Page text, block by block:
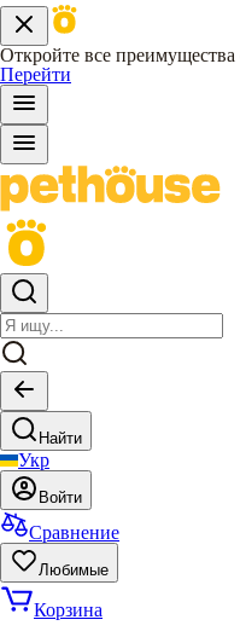
Откройте все
Перейти
Найти
Укр
Войти
Сравнение
Любимые
Корзина